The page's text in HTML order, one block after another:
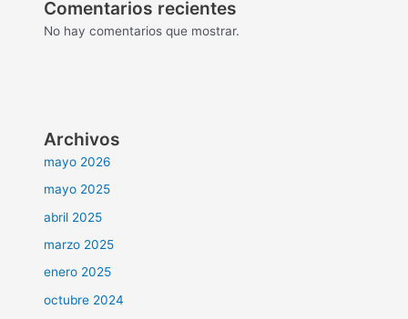
Comentarios recientes
No hay comentarios que mostrar.
Archivos
mayo 2026
mayo 2025
abril 2025
marzo 2025
enero 2025
octubre 2024